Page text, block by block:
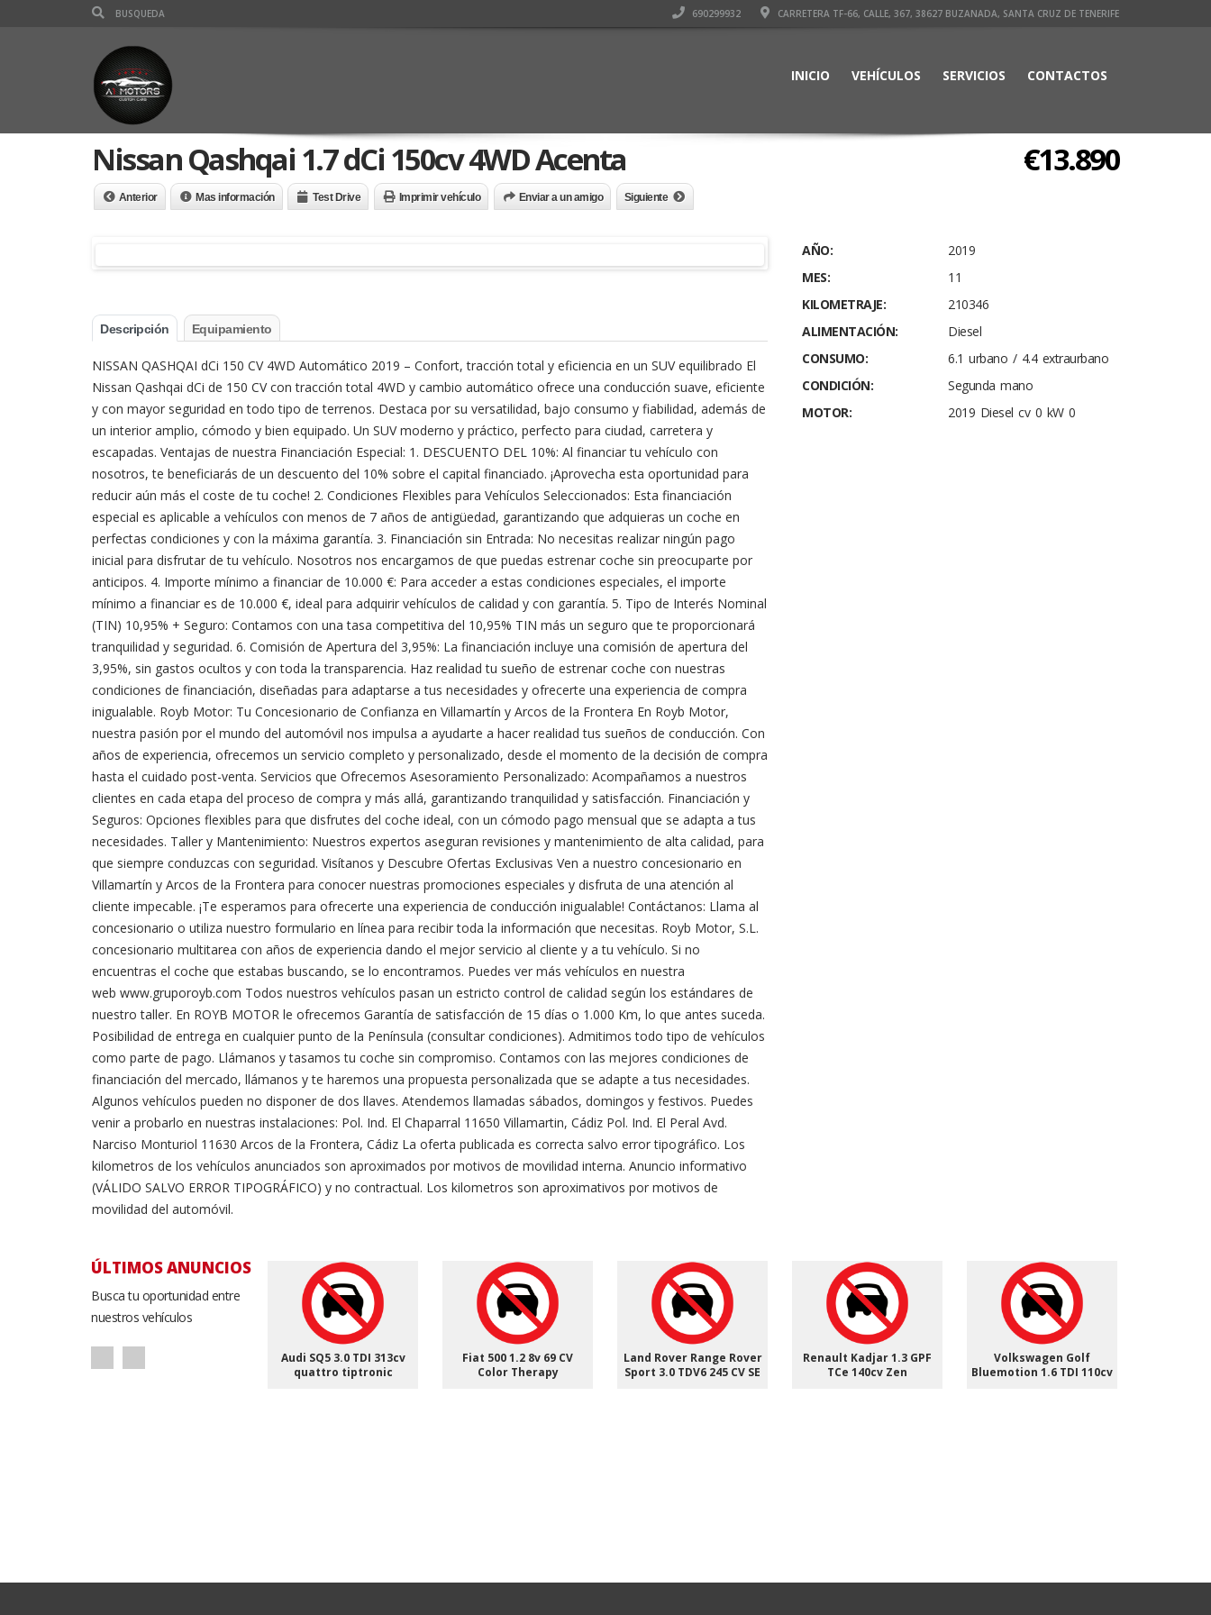
690299932 CARRETERA TF-66, CALLE, 367, 38627 BUZANADA, SANTA CRUZ DE TENERIFE
INICIO VEHÍCULOS SERVICIOS CONTACTOS
Nissan Qashqai 1.7 dCi 150cv 4WD Acenta €13.890
Anterior Mas información Test Drive Imprimir vehículo Enviar a un amigo Siguiente
Descripción Equipamiento
NISSAN QASHQAI dCi 150 CV 4WD Automático 2019 – Confort, tracción total y eficiencia en un SUV equilibrado El
Nissan Qashqai dCi de 150 CV con tracción total 4WD y cambio automático ofrece una conducción suave, eficiente
y con mayor seguridad en todo tipo de terrenos. Destaca por su versatilidad, bajo consumo y fiabilidad, además de
un interior amplio, cómodo y bien equipado. Un SUV moderno y práctico, perfecto para ciudad, carretera y
escapadas. Ventajas de nuestra Financiación Especial: 1. DESCUENTO DEL 10%: Al financiar tu vehículo con
nosotros, te beneficiarás de un descuento del 10% sobre el capital financiado. ¡Aprovecha esta oportunidad para
reducir aún más el coste de tu coche! 2. Condiciones Flexibles para Vehículos Seleccionados: Esta financiación
especial es aplicable a vehículos con menos de 7 años de antigüedad, garantizando que adquieras un coche en
perfectas condiciones y con la máxima garantía. 3. Financiación sin Entrada: No necesitas realizar ningún pago
inicial para disfrutar de tu vehículo. Nosotros nos encargamos de que puedas estrenar coche sin preocuparte por
anticipos. 4. Importe mínimo a financiar de 10.000 €: Para acceder a estas condiciones especiales, el importe
mínimo a financiar es de 10.000 €, ideal para adquirir vehículos de calidad y con garantía. 5. Tipo de Interés Nominal
(TIN) 10,95% + Seguro: Contamos con una tasa competitiva del 10,95% TIN más un seguro que te proporcionará
tranquilidad y seguridad. 6. Comisión de Apertura del 3,95%: La financiación incluye una comisión de apertura del
3,95%, sin gastos ocultos y con toda la transparencia. Haz realidad tu sueño de estrenar coche con nuestras
condiciones de financiación, diseñadas para adaptarse a tus necesidades y ofrecerte una experiencia de compra
inigualable. Royb Motor: Tu Concesionario de Confianza en Villamartín y Arcos de la Frontera En Royb Motor,
nuestra pasión por el mundo del automóvil nos impulsa a ayudarte a hacer realidad tus sueños de conducción. Con
años de experiencia, ofrecemos un servicio completo y personalizado, desde el momento de la decisión de compra
hasta el cuidado post-venta. Servicios que Ofrecemos Asesoramiento Personalizado: Acompañamos a nuestros
clientes en cada etapa del proceso de compra y más allá, garantizando tranquilidad y satisfacción. Financiación y
Seguros: Opciones flexibles para que disfrutes del coche ideal, con un cómodo pago mensual que se adapta a tus
necesidades. Taller y Mantenimiento: Nuestros expertos aseguran revisiones y mantenimiento de alta calidad, para
que siempre conduzcas con seguridad. Visítanos y Descubre Ofertas Exclusivas Ven a nuestro concesionario en
Villamartín y Arcos de la Frontera para conocer nuestras promociones especiales y disfruta de una atención al
cliente impecable. ¡Te esperamos para ofrecerte una experiencia de conducción inigualable! Contáctanos: Llama al
concesionario o utiliza nuestro formulario en línea para recibir toda la información que necesitas. Royb Motor, S.L.
concesionario multitarea con años de experiencia dando el mejor servicio al cliente y a tu vehículo. Si no
encuentras el coche que estabas buscando, se lo encontramos. Puedes ver más vehículos en nuestra
web www.gruporoyb.com Todos nuestros vehículos pasan un estricto control de calidad según los estándares de
nuestro taller. En ROYB MOTOR le ofrecemos Garantía de satisfacción de 15 días o 1.000 Km, lo que antes suceda.
Posibilidad de entrega en cualquier punto de la Península (consultar condiciones). Admitimos todo tipo de vehículos
como parte de pago. Llámanos y tasamos tu coche sin compromiso. Contamos con las mejores condiciones de
financiación del mercado, llámanos y te haremos una propuesta personalizada que se adapte a tus necesidades.
Algunos vehículos pueden no disponer de dos llaves. Atendemos llamadas sábados, domingos y festivos. Puedes
venir a probarlo en nuestras instalaciones: Pol. Ind. El Chaparral 11650 Villamartin, Cádiz Pol. Ind. El Peral Avd.
Narciso Monturiol 11630 Arcos de la Frontera, Cádiz La oferta publicada es correcta salvo error tipográfico. Los
kilometros de los vehículos anunciados son aproximados por motivos de movilidad interna. Anuncio informativo
(VÁLIDO SALVO ERROR TIPOGRÁFICO) y no contractual. Los kilometros son aproximativos por motivos de
movilidad del automóvil.
AÑO:
2019
MES:
11
KILOMETRAJE:
210346
ALIMENTACIÓN:
Diesel
CONSUMO:
6.1 urbano / 4.4 extraurbano
CONDICIÓN:
Segunda mano
MOTOR:
2019 Diesel cv 0 kW 0
ÚLTIMOS ANUNCIOS
Busca tu oportunidad entre
nuestros vehículos
Audi SQ5 3.0 TDI 313cv
quattro tiptronic
Fiat 500 1.2 8v 69 CV
Color Therapy
Land Rover Range Rover
Sport 3.0 TDV6 245 CV SE
Renault Kadjar 1.3 GPF
TCe 140cv Zen
Volkswagen Golf
Bluemotion 1.6 TDI 110cv